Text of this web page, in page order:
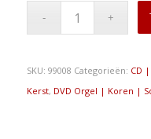
SKU: 99008 Categorieën: CD
Kerst, DVD Orgel | Koren |